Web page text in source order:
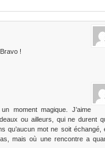
!
moment magique. J’aime
ou ailleurs, qui ne durent
qu’aucun mot ne soit échangé,
mais où une rencontre a